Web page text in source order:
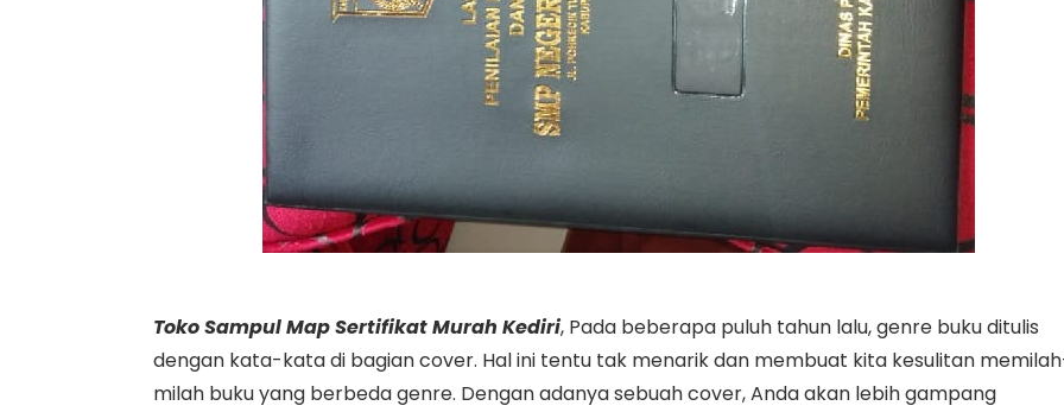
Toko Sampul Map Sertifikat Murah Kediri, Pada beberapa puluh tahun lalu, genre buku ditulis
dengan kata-kata di bagian cover. Hal ini tentu tak menarik dan membuat kita kesulitan
milah buku yang berbeda genre. Dengan adanya sebuah cover, Anda akan lebih gampang